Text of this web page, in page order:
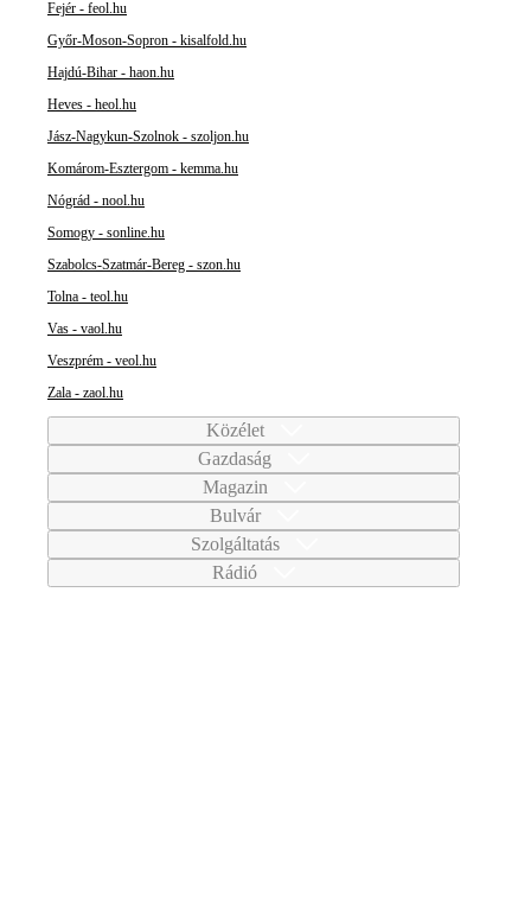
Fejér - feol.hu
Győr-Moson-Sopron - kisalfold.hu
Hajdú-Bihar - haon.hu
Heves - heol.hu
Jász-Nagykun-Szolnok - szoljon.hu
Komárom-Esztergom - kemma.hu
Nógrád - nool.hu
Somogy - sonline.hu
Szabolcs-Szatmár-Bereg - szon.hu
Tolna - teol.hu
Vas - vaol.hu
Veszprém - veol.hu
Zala - zaol.hu
Közélet
Gazdaság
Magazin
Bulvár
Szolgáltatás
Rádió